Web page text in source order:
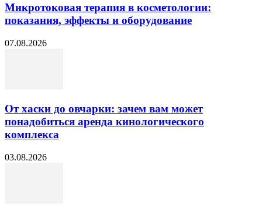
Микротоковая терапия в косметологии:
показания, эффекты и оборудование
07.08.2026
От хаски до овчарки: зачем вам может
понадобиться аренда кинологического
комплекса
03.08.2026